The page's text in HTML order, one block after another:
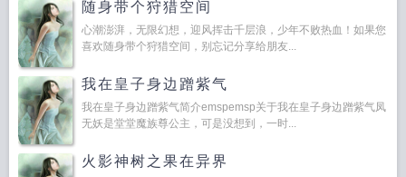
随身带个狩猎空间
心潮澎湃，无限幻想，迎风挥击千层浪，少年不败热血！如果您
喜欢随身带个狩猎空间，别忘记分享给朋友...
我在皇子身边蹭紫气
我在皇子身边蹭紫气简介emspemsp关于我在皇子身边蹭紫气凤
无妖是堂堂魔族尊公主，可是没想到，一时...
火影神树之果在异界